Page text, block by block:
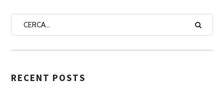
A
U
O
RECENT POSTS